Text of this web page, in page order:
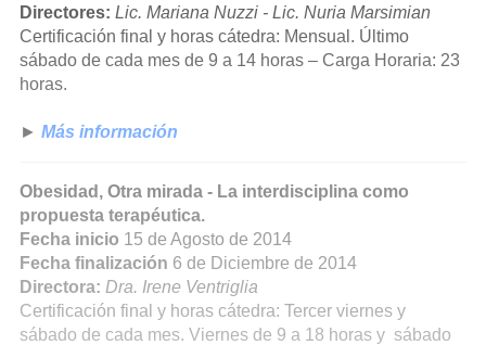
Directores: Lic. Mariana Nuzzi - Lic. Nuria Marsimian
Certificación final y horas cátedra: Mensual. Último
sábado de cada mes de 9 a 14 horas – Carga Horaria: 23
horas.
► Más información
Obesidad, Otra mirada - La interdisciplina como
propuesta terapéutica.
Fecha inicio 15 de Agosto de 2014
Fecha finalización 6 de Diciembre de 2014
Directora: Dra. Irene Ventriglia
Certificación final y horas cátedra: Tercer viernes y
sábado de cada mes. Viernes de 9 a 18 horas y sábado